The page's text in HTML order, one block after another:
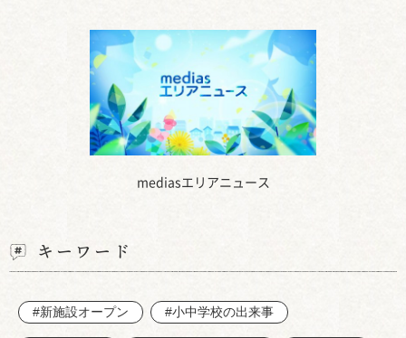
mediasエリアニュース
キーワード
#新施設オープン #小中学校の出来事